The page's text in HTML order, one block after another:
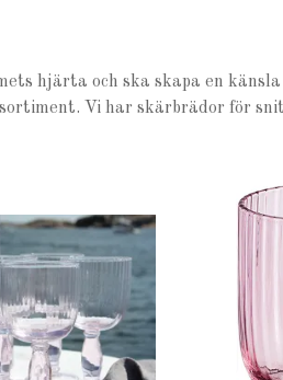
hjärta och ska skapa en
Vi har skärbrädor för